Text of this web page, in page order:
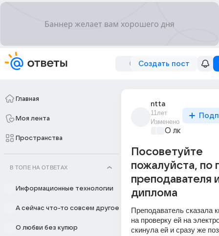
Создать пост
Главная
Моя лента
Пространства
В ТОПЕ НА ОТВЕТАХ
Информационные технологии
А сейчас что-то совсем другое
О любви без купюр
ntta
11лет
Изменено
О любви без
Посоветуйте
пожалуйста, по
преподавателя
диплома
Преподаватель сказала
на проверку ей на
скинула ей и сразу же